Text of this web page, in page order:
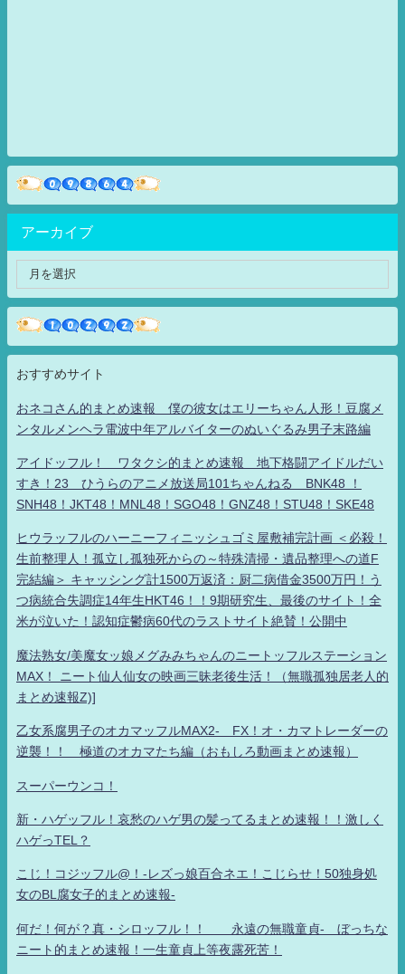
アーカイブ
おすすめサイト
おネコさん的まとめ速報 僕の彼女はエリーちゃん人形！豆腐メ
ンタルメンヘラ電波中年アルバイターのぬいぐるみ男子末路編
アイドッフル！ ワタクシ的まとめ速報 地下格闘アイドルだい
すき！23 ひうらのアニメ放送局101ちゃんねる BNK48 ！
SNH48！JKT48！MNL48！SGO48！GNZ48！STU48！SKE48
ヒウラッフルのハーニーフィニッシュゴミ屋敷補完計画 ＜必殺！
生前整理人！孤立し孤独死からの～特殊清掃・遺品整理への道F
完結編＞ キャッシング計1500万返済：厨二病借金3500万円！う
つ病統合失調症14年生HKT46！！9期研究生、最後のサイト！全
米が泣いた！認知症鬱病60代のラストサイト絶賛！公開中
魔法熟女/美魔女ッ娘メグみみちゃんのニートッフルステーション
MAX！ ニート仙人仙女の映画三昧老後生活！（無職孤独居老人的
まとめ速報Z)]
乙女系腐男子のオカマッフルMAX2- FX！オ・カマトレーダーの
逆襲！！ 極道のオカマたち編（おもしろ動画まとめ速報）
スーパーウンコ！
新・ハゲッフル！哀愁のハゲ男の髪ってるまとめ速報！！激しく
ハゲっTEL？
こじ！コジッフル@！-レズっ娘百合ネエ！こじらせ！50独身処
女のBL腐女子的まとめ速報-
何だ！何が？真・シロッフル！！ 永遠の無職童貞- ぼっちな
ニート的まとめ速報！一生童貞上等夜露死苦！